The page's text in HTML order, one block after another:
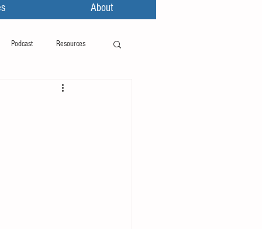
About
Podcast Resources